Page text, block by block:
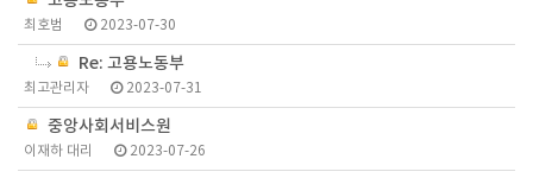
최호범 2023-07-30
Re: 고용노동부
최고관리자 2023-07-31
중앙사회서비스원
이재하 대리 2023-07-26